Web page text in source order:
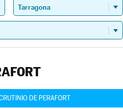
DE PERAFORT